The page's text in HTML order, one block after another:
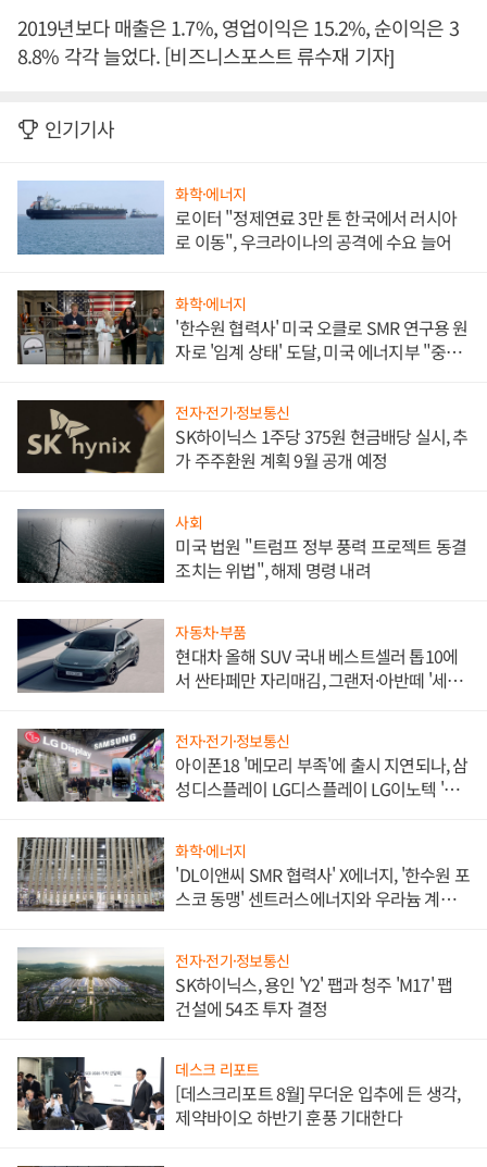
2019년보다 매출은 1.7%, 영업이익은 15.2%, 순이익은 3
8.8% 각각 늘었다. [비즈니스포스트 류수재 기자]
인기기사
화학·에너지
로이터 "정제연료 3만 톤 한국에서 러시아
로 이동", 우크라이나의 공격에 수요 늘어
화학·에너지
'한수원 협력사' 미국 오클로 SMR 연구용 원
자로 '임계 상태' 도달, 미국 에너지부 "중요
전자·전기·정보통신
SK하이닉스 1주당 375원 현금배당 실시, 추
가 주주환원 계획 9월 공개 예정
사회
미국 법원 "트럼프 정부 풍력 프로젝트 동결
조치는 위법", 해제 명령 내려
자동차·부품
현대차 올해 SUV 국내 베스트셀러 톱10에
서 싼타페만 자리매김, 그랜저·아반떼 '세단
전자·전기·정보통신
아이폰18 '메모리 부족'에 출시 지연되나, 삼
성디스플레이 LG디스플레이 LG이노텍 '탈
화학·에너지
'DL이앤씨 SMR 협력사' X에너지, '한수원 포
스코 동맹' 센트러스에너지와 우라늄 계약
전자·전기·정보통신
SK하이닉스, 용인 'Y2' 팹과 청주 'M17' 팹
건설에 54조 투자 결정
데스크 리포트
[데스크리포트 8월] 무더운 입추에 든 생각,
제약바이오 하반기 훈풍 기대한다